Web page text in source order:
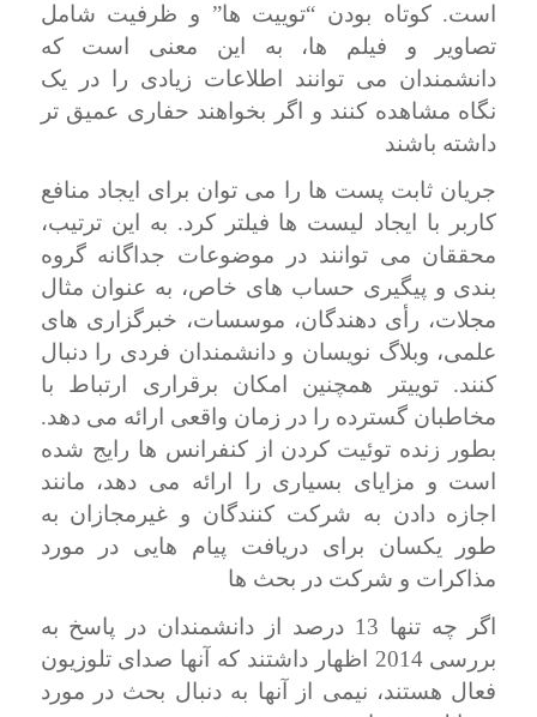
است. کوتاه بودن “توییت ها” و ظرفیت شامل
تصاویر و فیلم ها، به این معنی است که
دانشمندان می توانند اطلاعات زیادی را در یک
نگاه مشاهده کنند و اگر بخواهند حفاری عمیق تر
داشته باشند
جریان ثابت پست ها را می توان برای ایجاد منافع
کاربر با ایجاد لیست ها فیلتر کرد. به این ترتیب،
محققان می توانند در موضوعات جداگانه گروه
بندی و پیگیری حساب های خاص، به عنوان مثال
مجلات، رأی دهندگان، موسسات، خبرگزاری های
علمی، وبلاگ نویسان و دانشمندان فردی را دنبال
کنند. توییتر همچنین امکان برقراری ارتباط با
مخاطبان گسترده را در زمان واقعی ارائه می دهد.
بطور زنده توئیت کردن
از کنفرانس ها رایج شده
است و مزایای بسیاری را ارائه می دهد، مانند
اجازه دادن به شرکت کنندگان و غیرمجازان به
طور یکسان برای دریافت پیام هایی در مورد
مذاکرات و شرکت در بحث ها
اگر چه تنها 13 درصد از دانشمندان در پاسخ به
بررسی 2014 اظهار داشتند که آنها صدای تلوزیون
فعال هستند، نیمی از آنها به دنبال بحث در مورد